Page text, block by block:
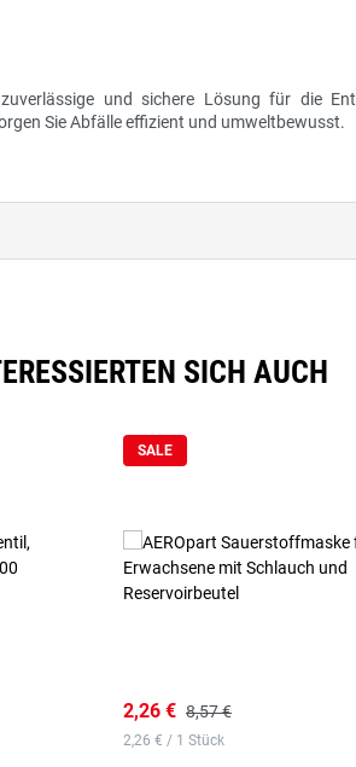
und sichere Lösung für die
Sie Abfälle effizient und umweltbewusst.
SICH AUCH
SALE
2,26 € 8,57 €
2,26 € / 1 Stück